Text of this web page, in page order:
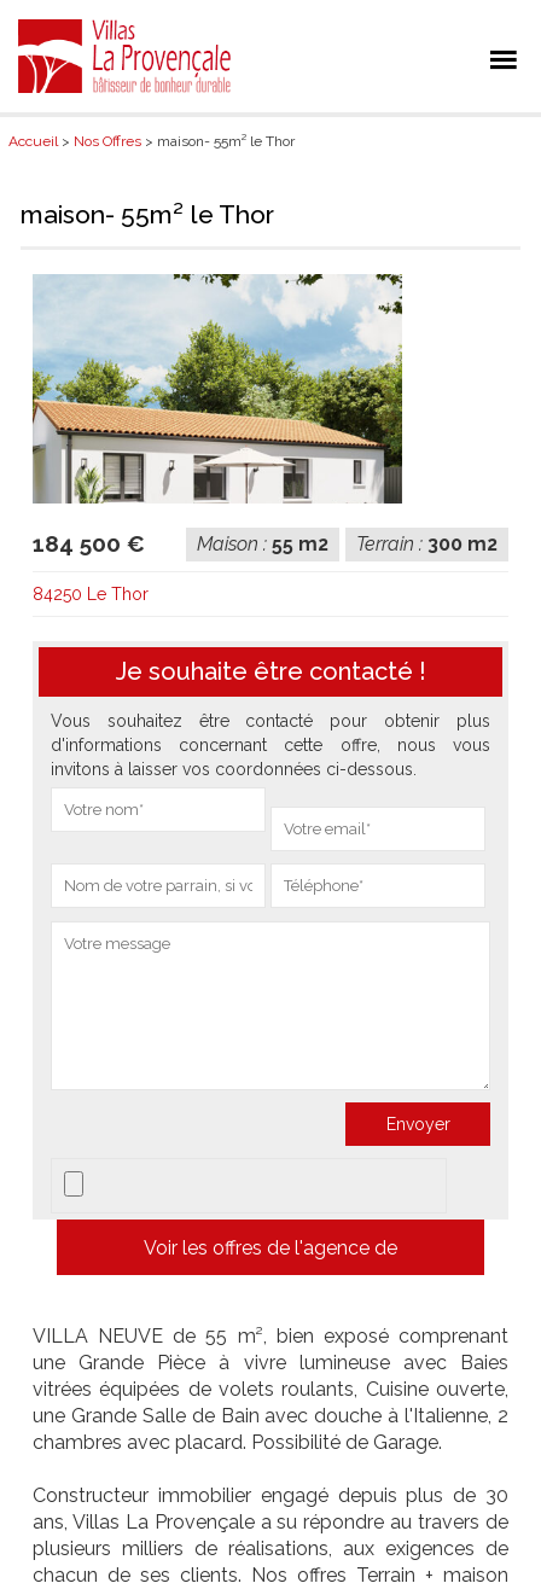
Accueil> Nos Offres > maison- 55m² le Thor
maison- 55m² le Thor
184 500 € Terrain : 300 m2
Maison : 55 m2
84250 Le Thor
Je souhaite être contacté !
Vous souhaitez être contacté pour obtenir plus
d'informations concernant cette offre, nous vous
invitons à laisser vos coordonnées ci-dessous.
Voir les offres de l'agence de
VILLA NEUVE de 55 m², bien exposé comprenant
une Grande Pièce à vivre lumineuse avec Baies
vitrées équipées de volets roulants, Cuisine ouverte,
une Grande Salle de Bain avec douche à l'Italienne, 2
chambres avec placard. Possibilité de Garage.
Constructeur immobilier engagé depuis plus de 30
ans, Villas La Provençale a su répondre au travers de
plusieurs milliers de réalisations, aux exigences de
chacun de ses clients. Nos offres Terrain + maison